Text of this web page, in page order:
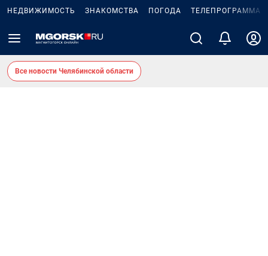
НЕДВИЖИМОСТЬ ЗНАКОМСТВА ПОГОДА ТЕЛЕПРОГРАММА
Все новости Челябинской области